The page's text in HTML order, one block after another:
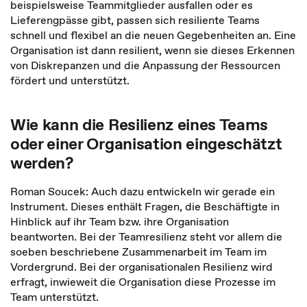
beispielsweise Teammitglieder ausfallen oder es
Lieferengpässe gibt, passen sich resiliente Teams
schnell und flexibel an die neuen Gegebenheiten an. Eine
Organisation ist dann resilient, wenn sie dieses Erkennen
von Diskrepanzen und die Anpassung der Ressourcen
fördert und unterstützt.
Wie kann die Resilienz eines Teams
oder einer Organisation eingeschätzt
werden?
Roman Soucek: Auch dazu entwickeln wir gerade ein
Instrument. Dieses enthält Fragen, die Beschäftigte in
Hinblick auf ihr Team bzw. ihre Organisation
beantworten. Bei der Teamresilienz steht vor allem die
soeben beschriebene Zusammenarbeit im Team im
Vordergrund. Bei der organisationalen Resilienz wird
erfragt, inwieweit die Organisation diese Prozesse im
Team unterstützt.